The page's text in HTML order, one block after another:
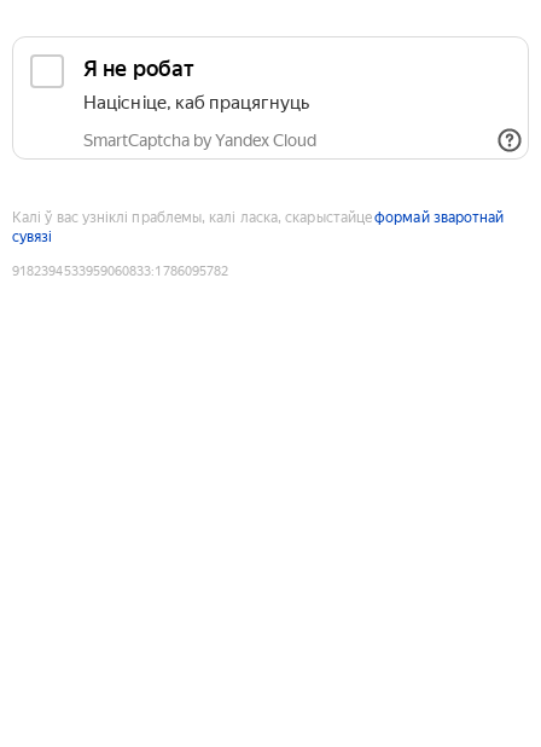
Я не робат
Націсніце, каб працягнуць
SmartCaptcha by Yandex Cloud
Калі ў вас узніклі праблемы, калі ласка, скарыстайцеформай зваротнай
сувязі
9182394533959060833:1786095782